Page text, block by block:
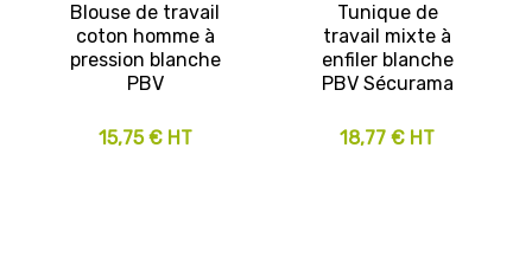
Blouse de travail
coton homme à
pression blanche
PBV
15,75 € HT
Tunique de
travail mixte à
enfiler blanche
PBV Sécurama
18,77 € HT